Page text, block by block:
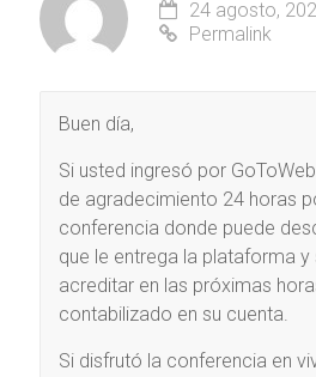
24 agosto,
Permalink
Buen día,
Si usted ingresó por
de agradecimiento 24 horas
conferencia donde puede
que le entrega la plataforma y
acreditar en las próximas
contabilizado en su cuenta.
Si disfrutó la conferencia en